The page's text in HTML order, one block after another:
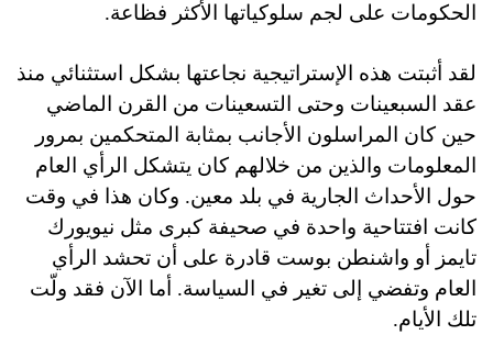
الحكومات على لجم سلوكياتها الأكثر فظاعة.
لقد أثبتت هذه الإستراتيجية نجاعتها بشكل استثنائي منذ
عقد السبعينات وحتى التسعينات من القرن الماضي
حين كان المراسلون الأجانب بمثابة المتحكمين بمرور
المعلومات والذين من خلالهم كان يتشكل الرأي العام
حول الأحداث الجارية في بلد معين. وكان هذا في وقت
كانت افتتاحية واحدة في صحيفة كبرى مثل نيويورك
تايمز أو واشنطن بوست قادرة على أن تحشد الرأي
العام وتفضي إلى تغير في السياسة. أما الآن فقد ولّت
تلك الأيام.